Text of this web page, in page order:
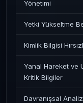
Yönetimi
Yetki Yükseltme
Kimlik Bilgisi
Yanal Hareket ve
Kritik Bilgiler
Davranışsal